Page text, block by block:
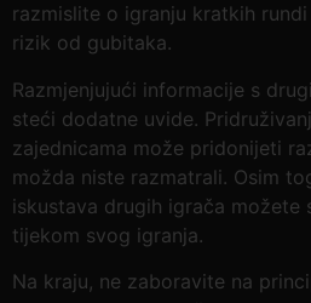
razmislite o igranju kratkih
rizik od gubitaka.
Razmjenjujući informacije s
steći dodatne uvide.
zajednicama može pridonijeti
možda niste razmatrali. Osim
iskustava drugih igrača možete
tijekom svog igranja.
Na kraju, ne zaboravite na